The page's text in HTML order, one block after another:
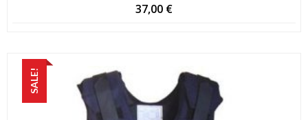
37,00 €
SALE!